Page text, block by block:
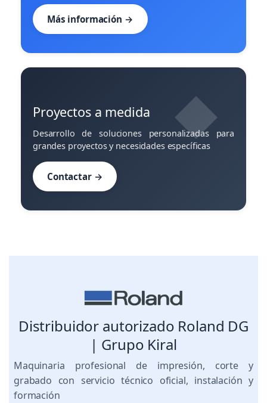
Más información →
Proyectos a medida
Desarrollo de soluciones personalizadas para
grandes proyectos y necesidades específicas
Contactar →
Distribuidor autorizado Roland DG
| Grupo Kiral
Maquinaria profesional de impresión, corte y
grabado con servicio técnico oficial, instalación y
formación